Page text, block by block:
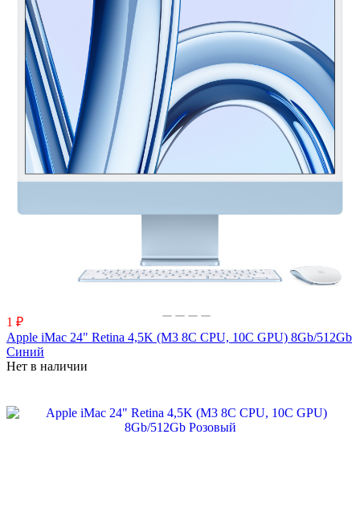
1 ₽
Apple iMac 24" Retina 4,5K (M3 8C CPU, 10C GPU) 8Gb/512Gb
Синий
Нет в наличии